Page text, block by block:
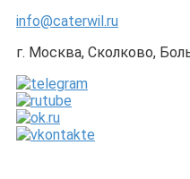
info@caterwil.ru
г. Москва, Сколково,